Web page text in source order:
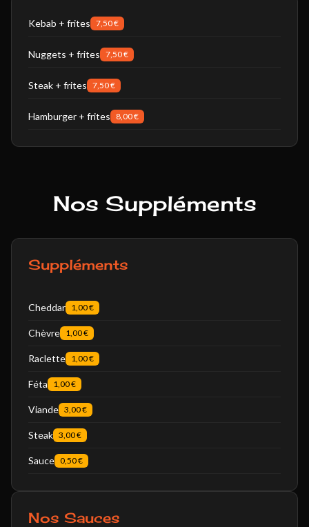
Kebab + frites 7,50 €
Nuggets + frites 7,50 €
Steak + frites 7,50 €
Hamburger + frites 8,00 €
Nos Suppléments
Suppléments
Cheddar 1,00 €
Chèvre 1,00 €
Raclette 1,00 €
Féta 1,00 €
Viande 3,00 €
Steak 3,00 €
Sauce 0,50 €
Nos Sauces